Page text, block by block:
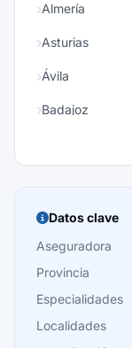
Almería
Asturias
Ávila
Badajoz
Burgos
Cáceres
Cádiz
Cantabria
Castellón
Datos clave
Aseguradora
Provincia
Especialidades
Localidades